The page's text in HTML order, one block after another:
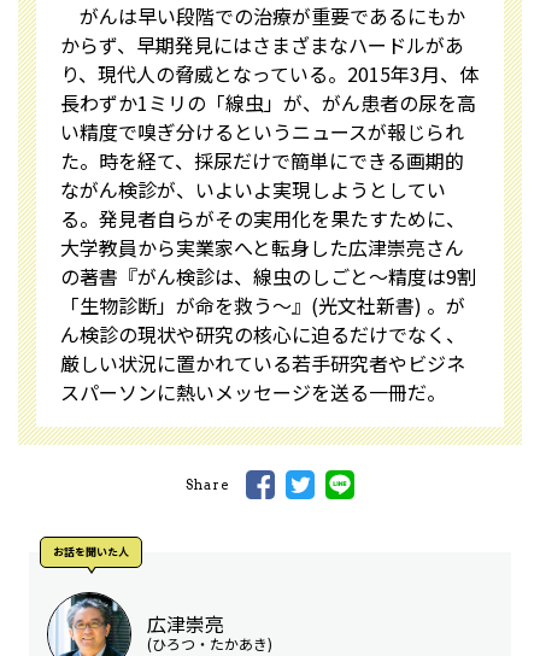
がんは早い段階での治療が重要であるにもか
からず、早期発見にはさまざまなハードルがあ
り、現代人の脅威となっている。2015年3月、体
長わずか1ミリの「線虫」が、がん患者の尿を高
い精度で嗅ぎ分けるというニュースが報じられ
た。時を経て、採尿だけで簡単にできる画期的
ながん検診が、いよいよ実現しようとしてい
る。発見者自らがその実用化を果たすために、
大学教員から実業家へと転身した広津崇亮さん
の著書『がん検診は、線虫のしごと～精度は9割
「生物診断」が命を救う～』(光文社新書) 。が
ん検診の現状や研究の核心に迫るだけでなく、
厳しい状況に置かれている若手研究者やビジネ
スパーソンに熱いメッセージを送る一冊だ。
Share
お話を聞いた⼈
広津崇亮
(ひろつ・たかあき)